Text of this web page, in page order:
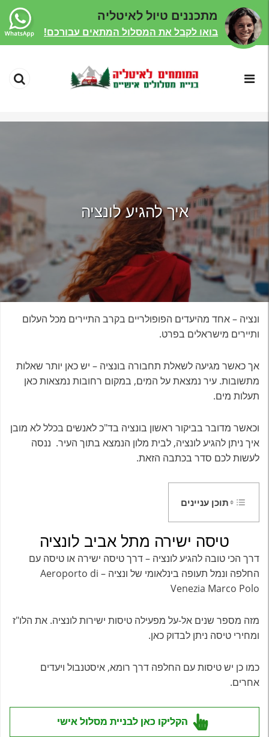
איך להגיע לונציה
ונציה – אחד מהיעדים הפופולריים בקרב התיירים מכל העלום
ותיירים מישראלים בפרט.
אך כאשר מגיעה לשאלת תחבורה בונציה – יש כאן יותר שאלות
מתשובות. עיר נמצאת על המים, במקום רחובות נמצאות כאן
תעלות מים.
וכאשר מדובר בביקור ראשון בונציה בד"כ לאנשים בכלל לא מובן
איך ניתן להגיע לונציה, לבית מלון הנמצא בתוך העיר. ננסה
לעשות לכם סדר בכתבה הזאת.
תוכן עניינים
טיסה ישירה מתל אביב לונציה
דרך הכי טובה להגיע לונציה – דרך טיסה ישירה או טיסה עם
החלפה ונמל תעופה בינלאומי של ונציה – Aeroporto di
Venezia Marco Polo
מזה מספר שנים אל-על מפעילה טיסות ישירות לונציה. את הלו"ז
ומחירי טיסה ניתן לבדוק כאן.
כמו כן יש טיסות עם החלפה דרך רומא, איסטנבול ויעדים
אחרים.
הקליקו כאן לבניית מסלול אישי
מתכננים טיול לאיטליה
בואו לקבל את המסלול המתאים עבורכם!